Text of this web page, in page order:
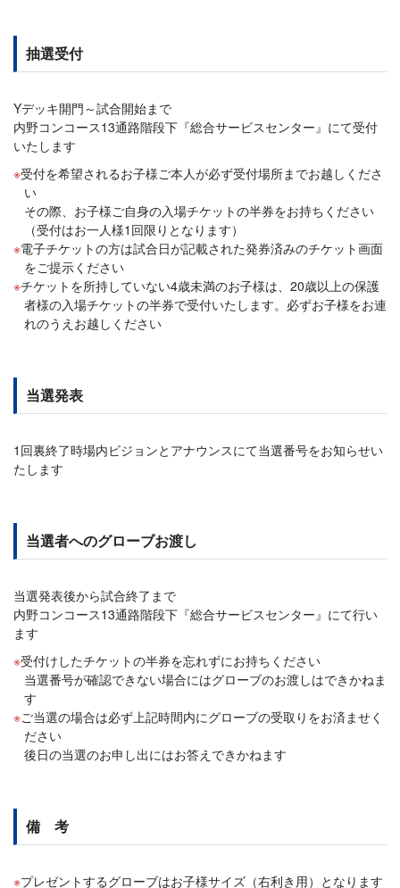
抽選受付
Yデッキ開門～試合開始まで
内野コンコース13通路階段下『総合サービスセンター』にて受付
いたします
受付を希望されるお子様ご本人が必ず受付場所までお越しくださ
い
その際、お子様ご自身の入場チケットの半券をお持ちください
（受付はお一人様1回限りとなります）
電子チケットの方は試合日が記載された発券済みのチケット画面
をご提示ください
チケットを所持していない4歳未満のお子様は、20歳以上の保護
者様の入場チケットの半券で受付いたします。必ずお子様をお連
れのうえお越しください
当選発表
1回裏終了時場内ビジョンとアナウンスにて当選番号をお知らせい
たします
当選者へのグローブお渡し
当選発表後から試合終了まで
内野コンコース13通路階段下『総合サービスセンター』にて行い
ます
受付けしたチケットの半券を忘れずにお持ちください
当選番号が確認できない場合にはグローブのお渡しはできかねま
す
ご当選の場合は必ず上記時間内にグローブの受取りをお済ませく
ださい
後日の当選のお申し出にはお答えできかねます
備 考
プレゼントするグローブはお子様サイズ（右利き用）となります